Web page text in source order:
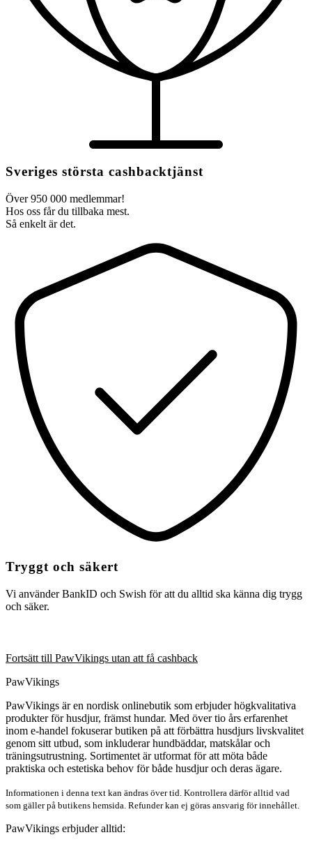
Sveriges största cashbacktjänst
Över 950 000 medlemmar!
Hos oss får du tillbaka mest.
Så enkelt är det.
Tryggt och säkert
Vi använder BankID och Swish för att du alltid ska känna dig trygg
och säker.
Fortsätt till PawVikings utan att få cashback
PawVikings
PawVikings är en nordisk onlinebutik som erbjuder högkvalitativa
produkter för husdjur, främst hundar. Med över tio års erfarenhet
inom e-handel fokuserar butiken på att förbättra husdjurs livskvalitet
genom sitt utbud, som inkluderar hundbäddar, matskålar och
träningsutrustning. Sortimentet är utformat för att möta både
praktiska och estetiska behov för både husdjur och deras ägare.
Informationen i denna text kan ändras över tid. Kontrollera därför alltid vad
som gäller på butikens hemsida. Refunder kan ej göras ansvarig för innehållet.
PawVikings erbjuder alltid: